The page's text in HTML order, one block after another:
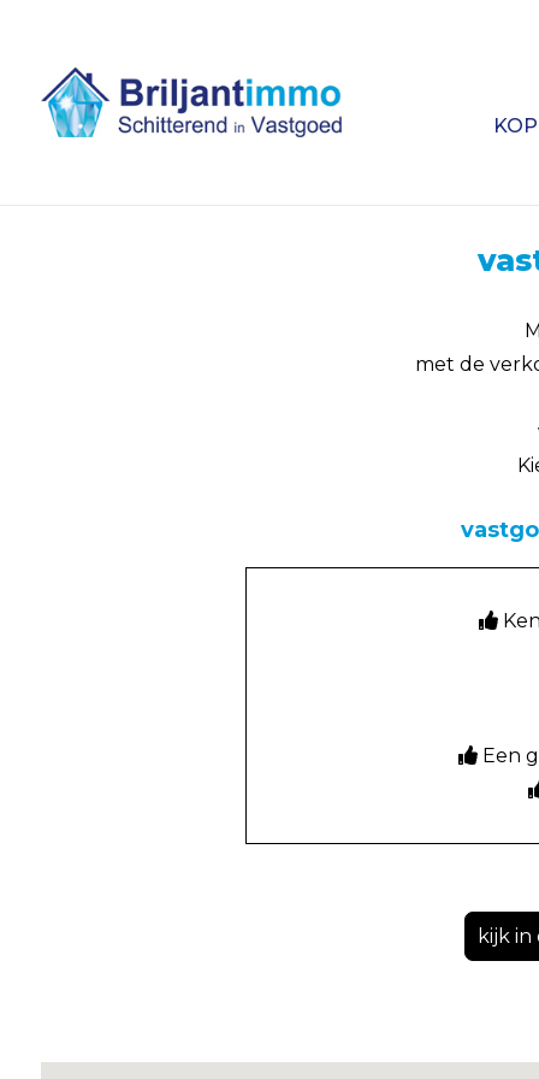
met de
Een
kijk